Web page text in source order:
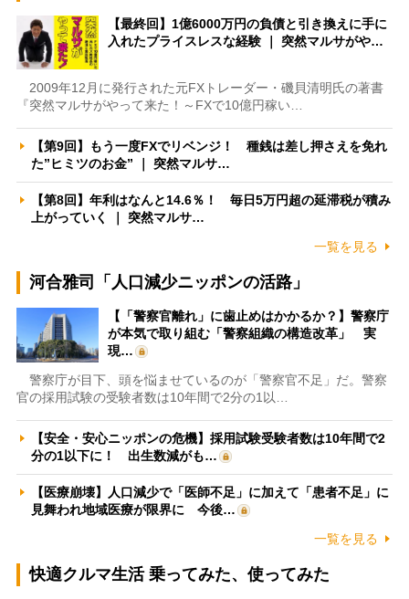
【最終回】1億6000万円の負債と引き換えに手に
入れたプライスレスな経験 ｜ 突然マルサがや…
2009年12月に発行された元FXトレーダー・磯貝清明氏の著書
『突然マルサがやって来た！～FXで10億円稼い…
【第9回】もう一度FXでリベンジ！ 種銭は差し押さえを免れ
た”ヒミツのお金” ｜ 突然マルサ…
【第8回】年利はなんと14.6％！ 毎日5万円超の延滞税が積み
上がっていく ｜ 突然マルサ…
一覧を見る
河合雅司「人口減少ニッポンの活路」
【「警察官離れ」に歯止めはかかるか？】警察庁
が本気で取り組む「警察組織の構造改革」 実
現…
警察庁が目下、頭を悩ませているのが「警察官不足」だ。警察
官の採用試験の受験者数は10年間で2分の1以…
【安全・安心ニッポンの危機】採用試験受験者数は10年間で2
分の1以下に！ 出生数減がも…
【医療崩壊】人口減少で「医師不足」に加えて「患者不足」に
見舞われ地域医療が限界に 今後…
一覧を見る
快適クルマ生活 乗ってみた、使ってみた